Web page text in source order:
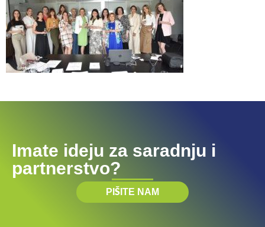
Imate ideju za saradnju i
partnerstvo?
PIŠITE NAM